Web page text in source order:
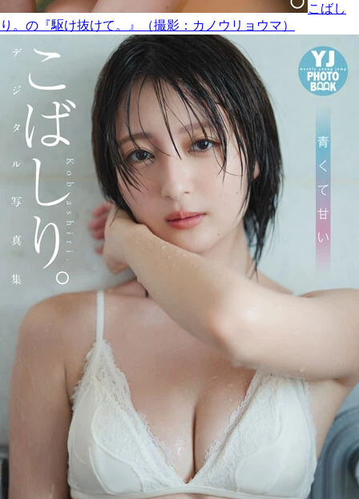
こばし
り。の『駆け抜けて。』（撮影：カノウリョウマ）